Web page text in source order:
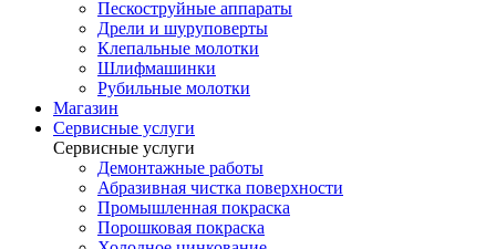
Пескоструйные аппараты
Дрели и шуруповерты
Клепальные молотки
Шлифмашинки
Рубильные молотки
Магазин
Сервисные услуги
Сервисные услуги
Демонтажные работы
Абразивная чистка поверхности
Промышленная покраска
Порошковая покраска